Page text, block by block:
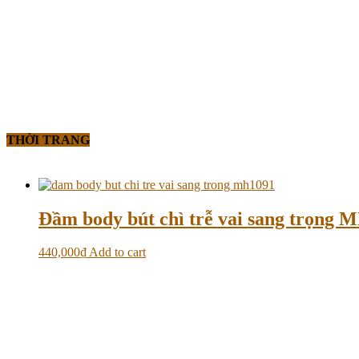
THỜI TRANG
Đầm body bút chì trễ vai sang trọng
440,000₫Add to cart